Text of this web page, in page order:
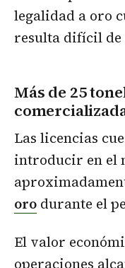
legalidad a oro
resulta difícil
Más de 25
Las licencias
introducir en el
oro durante el
El valor
operaciones